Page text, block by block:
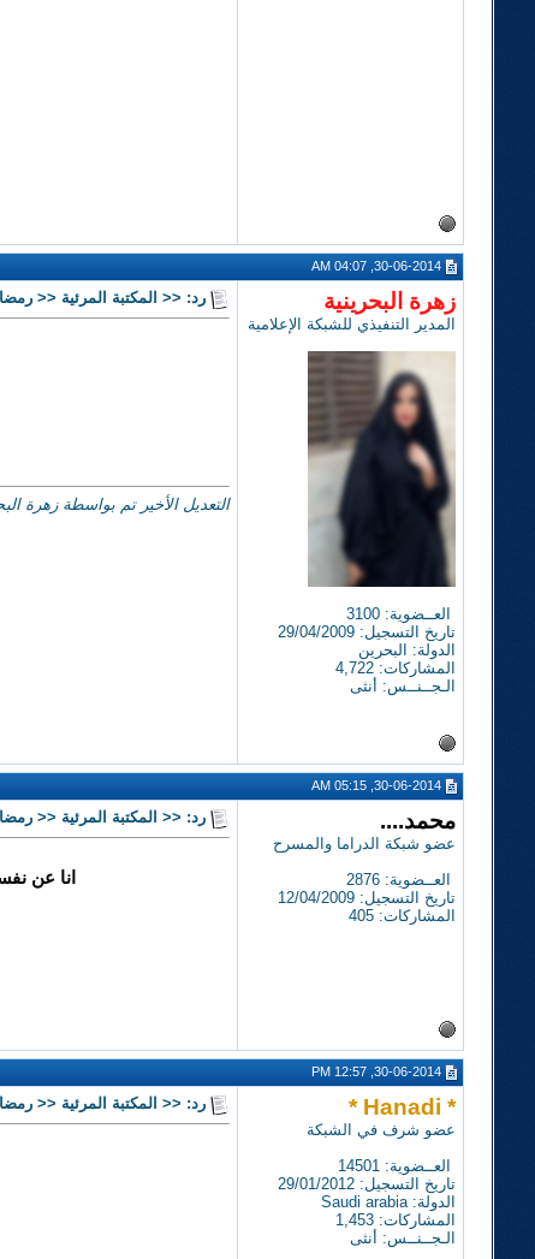
30-06-2014, 04:07 AM
زهرة البحرينية
المدير التنفيذي للشبكة الإعلامية
العــضوية: 3100
تاريخ التسجيل: 29/04/2009
الدولة: البحرين
المشاركات: 4,722
الـجــنــس: أنثى
رد: << المكتبة المرئية << رمضان
التعديل الأخير تم بواسطة زهرة البحرينية ; 01-07-
30-06-2014, 05:15 AM
محمد....
عضو شبكة الدراما والمسرح
العــضوية: 2876
تاريخ التسجيل: 12/04/2009
المشاركات: 405
رد: << المكتبة المرئية << رمضان
انا عن
30-06-2014, 12:57 PM
* Hanadi *
عضو شرف في الشبكة
العــضوية: 14501
تاريخ التسجيل: 29/01/2012
الدولة: Saudi arabia
المشاركات: 1,453
الـجــنــس: أنثى
رد: << المكتبة المرئية << رمضان